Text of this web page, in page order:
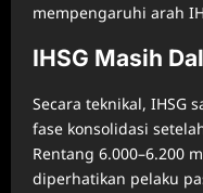
mempengaruhi arah
IHSG Masih
Secara teknikal, IHSG
fase konsolidasi
Rentang 6.000–6.200
diperhatikan pelaku